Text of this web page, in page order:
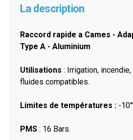
La description
Raccord rapide a Cames -
Type A - Aluminium
Utilisations : Irrigation,
fluides compatibles.
Limites de températures : -
PMS : 16 Bars.